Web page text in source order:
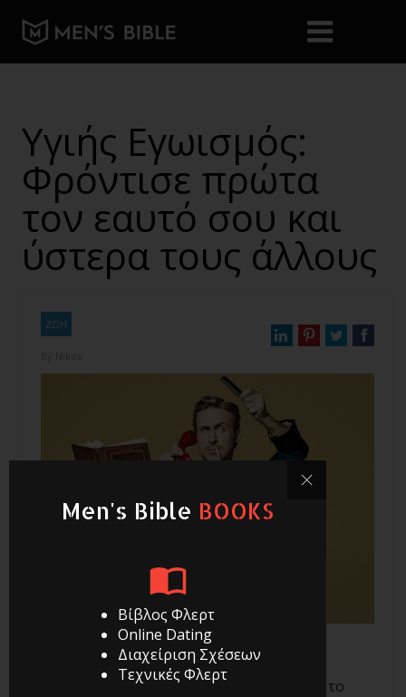
Υγιής Εγωισμός:
Φρόντισε πρώτα
τον εαυτό σου και
ύστερα τους άλλους
ΖΩΗ
Πρέπει πρώτα να αποκτήσεις κάτι πριν το
Men's Bible BOOKS
Βίβλος Φλερτ
Online Dating
Διαχείριση Σχέσεων
Τεχνικές Φλερτ